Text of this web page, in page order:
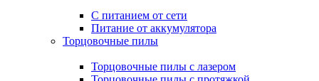
С питанием от сети
Питание от аккумулятора
Торцовочные пилы
Торцовочные пилы с лазером